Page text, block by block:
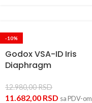
-10%
Godox VSA-ID Iris
Diaphragm
12.980,00RSD
11.682,00 RSD sa PDV-om